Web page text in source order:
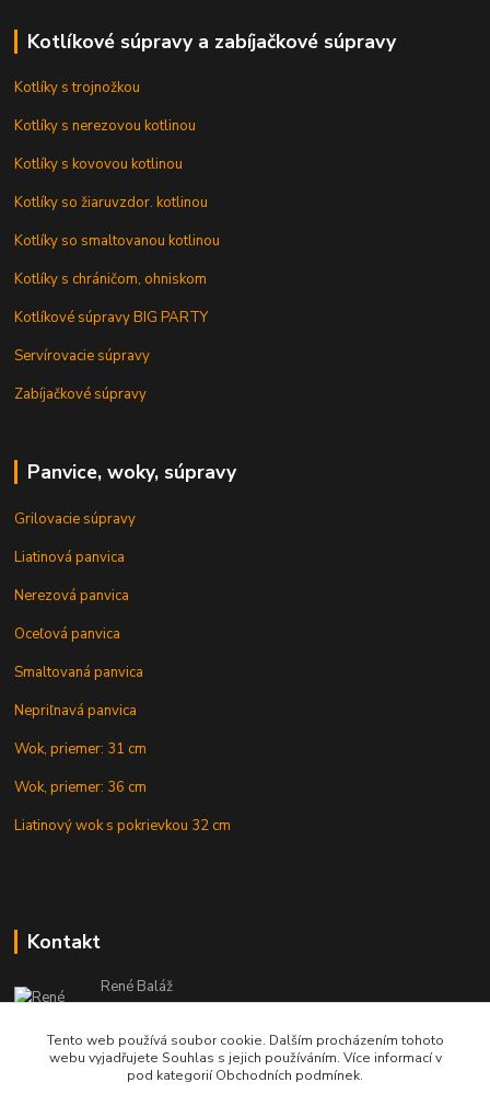
Kotlíkové súpravy a zabíjačkové súpravy
Kotlíky s trojnožkou
Kotlíky s nerezovou kotlinou
Kotlíky s kovovou kotlinou
Kotlíky so žiaruvzdor. kotlinou
Kotlíky so smaltovanou kotlinou
Kotlíky s chráničom, ohniskom
Kotlíkové súpravy BIG PARTY
Servírovacie súpravy
Zabíjačkové súpravy
Panvice, woky, súpravy
Grilovacie súpravy
Liatinová panvica
Nerezová panvica
Oceľová panvica
Smaltovaná panvica
Nepriľnavá panvica
Wok, priemer: 31 cm
Wok, priemer: 36 cm
Liatinový wok s pokrievkou 32 cm
Kontakt
René Baláž
Eshop: +421 902 212 007
od 8:00 - do 16:00 hod
info@kotlikyshop.sk
Tento web používá soubor cookie. Dalším procházením tohoto
webu vyjadřujete Souhlas s jejich používáním. Více informací v
pod kategorií Obchodních podmínek.